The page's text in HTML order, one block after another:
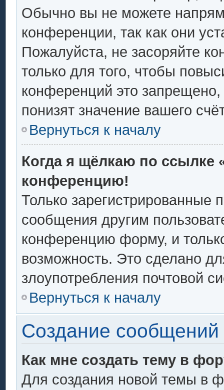
Обычно вы не можете
конференции, так как они
Пожалуйста, не засоряйте
только для того, чтобы
конференций это
понизят значение вашего
Вернуться к началу
Когда я щёлкаю по ссылке
конференцию!
Только зарегистрированные
сообщения другим
конференцию форму, и
возможность. Это сделано
злоупотребления почтовой
Вернуться к началу
Создание сообщений
Как мне создать тему в
Для создания новой темы в